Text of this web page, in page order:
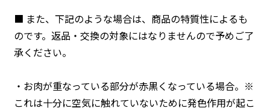
■ また、下記のような場合は、商品の特質性によるも
のです。返品・交換の対象にはなりませんので予めご了
承ください。
・お肉が重なっている部分が赤黒くなっている場合。※
これは十分に空気に触れていないために発色作用が起こ